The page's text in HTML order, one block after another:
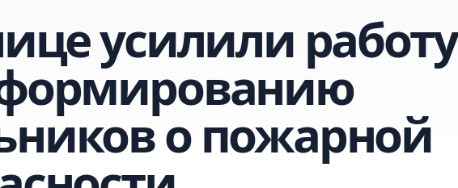
усилили работу
о пожарной